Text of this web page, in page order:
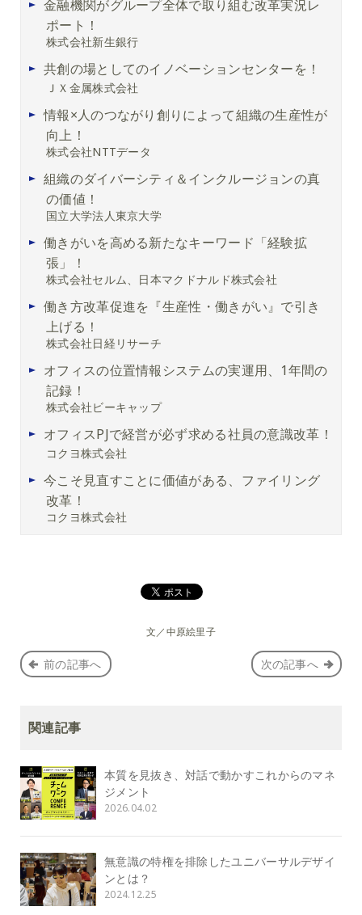
金融機関がグループ全体で取り組む改革実況レ
ポート！
株式会社新生銀行
共創の場としてのイノベーションセンターを！
ＪＸ金属株式会社
情報×人のつながり創りによって組織の生産性が
向上！
株式会社NTTデータ
組織のダイバーシティ＆インクルージョンの真
の価値！
国立大学法人東京大学
働きがいを高める新たなキーワード「経験拡
張」！
株式会社セルム、日本マクドナルド株式会社
働き方改革促進を『生産性・働きがい』で引き
上げる！
株式会社日経リサーチ
オフィスの位置情報システムの実運用、1年間の
記録！
株式会社ビーキャップ
オフィスPJで経営が必ず求める社員の意識改革！
コクヨ株式会社
今こそ見直すことに価値がある、ファイリング
改革！
コクヨ株式会社
文／中原絵里子
前の記事へ 次の記事へ
関連記事
本質を見抜き、対話で動かすこれからのマネ
ジメント
2026.04.02
無意識の特権を排除したユニバーサルデザイ
ンとは？
2024.12.25